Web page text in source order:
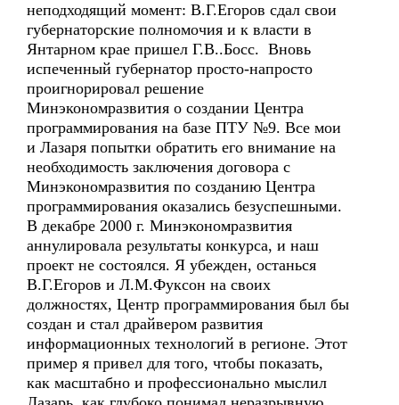
неподходящий момент: В.Г.Егоров сдал свои
губернаторские полномочия и к власти в
Янтарном крае пришел Г.В..Босс. Вновь
испеченный губернатор просто-напросто
проигнорировал решение
Минэкономразвития о создании Центра
программирования на базе ПТУ №9. Все мои
и Лазаря попытки обратить его внимание на
необходимость заключения договора с
Минэкономразвития по созданию Центра
программирования оказались безуспешными.
В декабре 2000 г. Минэкономразвития
аннулировала результаты конкурса, и наш
проект не состоялся. Я убежден, останься
В.Г.Егоров и Л.М.Фуксон на своих
должностях, Центр программирования был бы
создан и стал драйвером развития
информационных технологий в регионе. Этот
пример я привел для того, чтобы показать,
как масштабно и профессионально мыслил